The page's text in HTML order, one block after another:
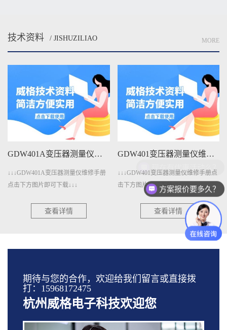
技术资料 / JISHUZILIAO MORE
GDW401A变压器测量仪维修手册下载
↓↓↓GDW401A变压器测量仪维修手册
点击下方图片即可下载↓↓↓
查看详情
GDW401变压器测量仪维修手册下载
↓↓↓GDW401变压器测量仪维修手册点
击下方图片即可下载↓↓↓
查看详情
期待与您的合作，欢迎给我们留言或直接拨
打：15968172475
杭州威格电子科技欢迎您
方案报价要多久？